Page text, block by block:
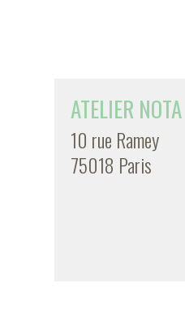
ATELIER NOTA
10 rue Ramey
75018 Paris